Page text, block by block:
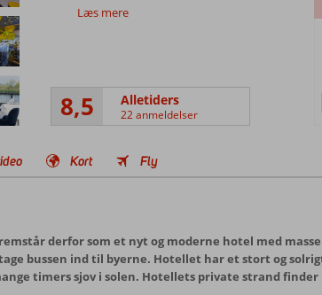
Læs mere
8,5 Alletiders
22 anmeldelser
Kort Fly
derfor som et nyt og moderne hotel med
bussen ind til byerne. Hotellet har et stort og
timers sjov i solen. Hotellets private strand